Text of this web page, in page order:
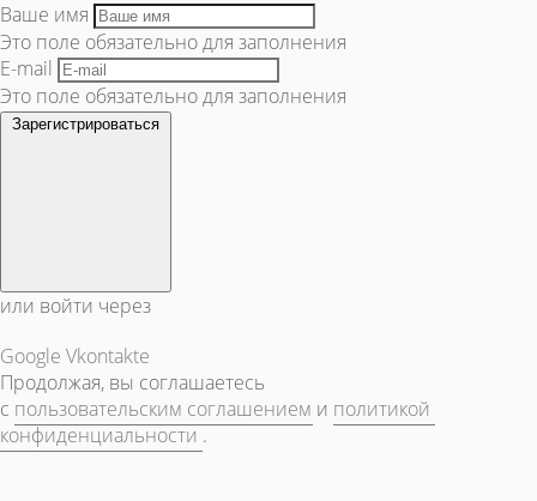
Ваше имя
Это поле обязательно для заполнения
E-mail
Это поле обязательно для заполнения
Зарегистрироваться
или войти через
Google Vkontakte
Продолжая, вы соглашаетесь
с пользовательским соглашением и политикой
конфиденциальности .